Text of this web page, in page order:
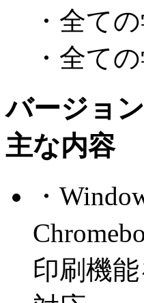
・全て
・全て
バージョ
主な内容
・
印刷機